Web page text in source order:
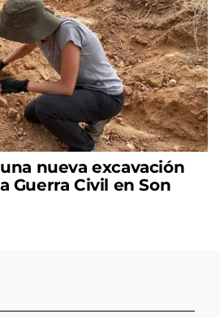
nueva excavación
Guerra Civil en Son